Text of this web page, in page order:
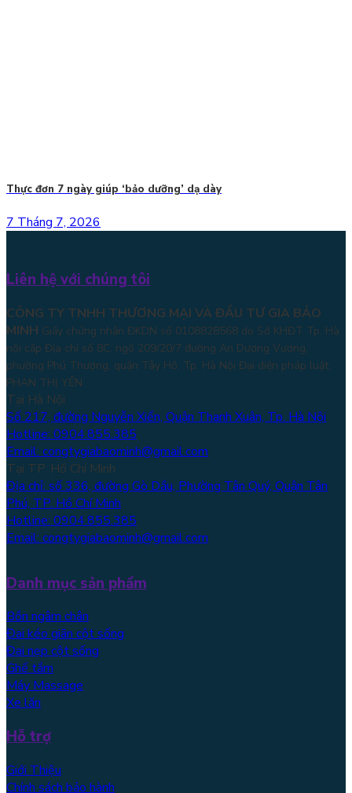
Thực đơn 7 ngày giúp ‘bảo dưỡng’ dạ dày
7 Tháng 7, 2026
Liên hệ với chúng tôi
CÔNG TY TNHH THƯƠNG MẠI VÀ ĐẦU TƯ GIA BẢO
MINH Giấy chứng nhận ĐKDN số 0108828568 do Sở KHĐT Tp. Hà
nội cấp Địa chỉ số 8C, ngõ 209/20/7 đường An Dương Vương,
phường Phú Thượng, quận Tây Hồ, Tp. Hà Nội Đại diện pháp luật:
PHAN THỊ YẾN
Tại Hà Nội
Số 217, đường Nguyễn Xiển, Quận Thanh Xuân, Tp. Hà Nội
Hotline: 0904.855.385
Email: congtygiabaominh@gmail.com
Tại TP. Hồ Chí Minh
Địa chỉ: số 336, đường Gò Dầu, Phường Tân Quý, Quận Tân
Phú, TP. Hồ Chí Minh
Hotline: 0904.855.385
Email: congtygiabaominh@gmail.com
Danh mục sản phẩm
Bồn ngâm chân
Đai kéo giãn cột sống
Đai nẹp cột sống
Ghế tắm
Máy Massage
Xe lăn
Hỗ trợ
Giới Thiệu
Chính sách bảo hành